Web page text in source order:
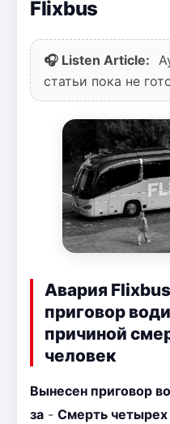
Flixbus
🎧 Listen Article:
статьи пока не
Авария
приговор
причиной
человек
Вынесен приговор
за - Смерть четырех